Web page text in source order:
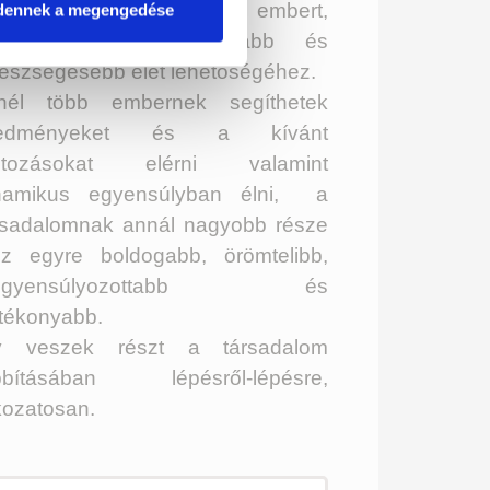
a megengedéseminél több embert,
tudatosabb, hosszabb és
élet lehetőségéhez.
több embernek segíthetek
és a kívánt
elérni valamint
egyensúlyban élni, a
annál nagyobb része
egyre boldogabb, örömtelibb,
és
veszek részt a társadalom
lépésről-lépésre,